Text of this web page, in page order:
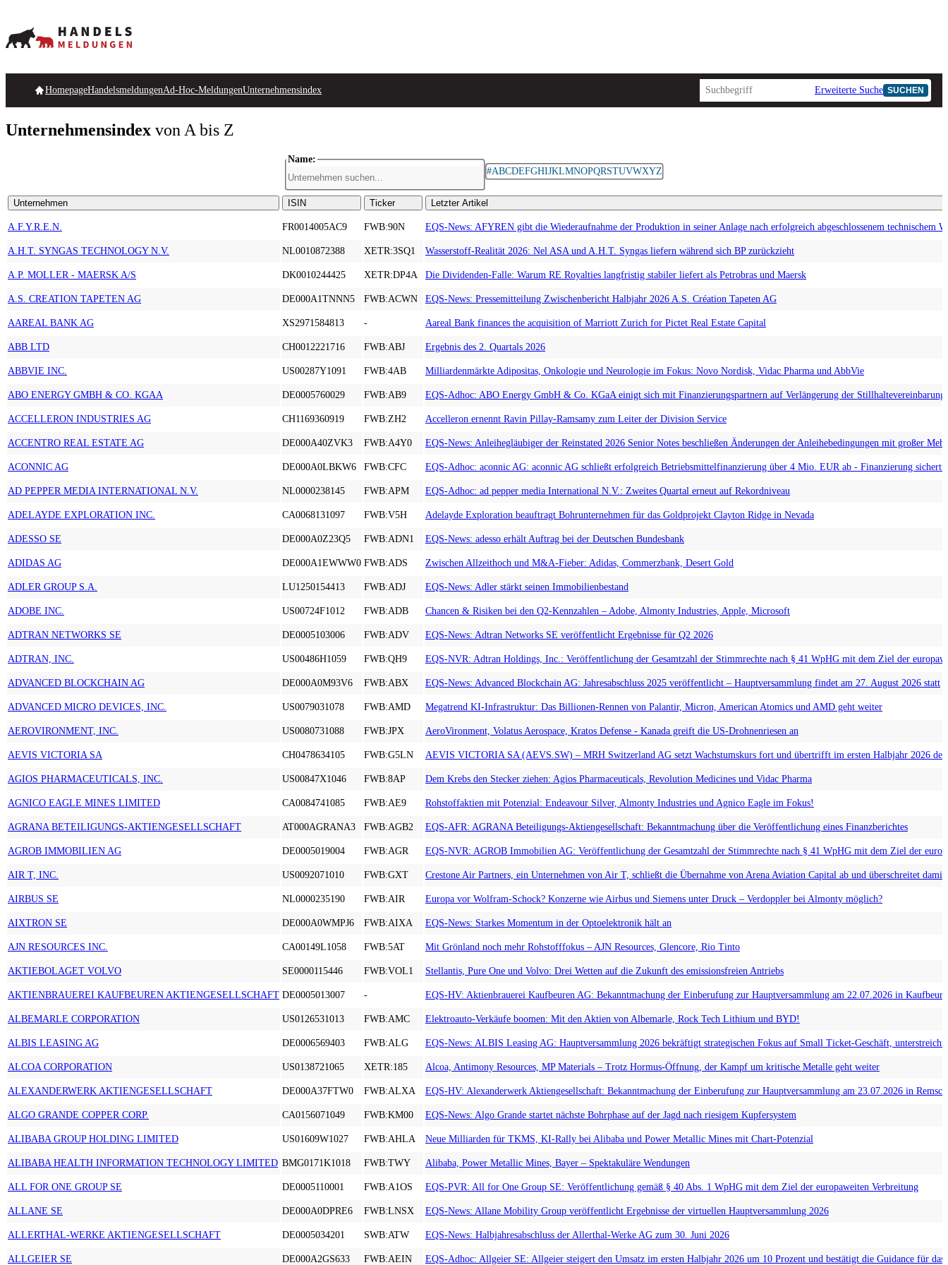
HomepageHandelsmeldungenAd-Hoc-MeldungenUnternehmensindex Erweiterte Suche SUCHEN
Unternehmensindex von A bis Z
Name:
#ABCDEFGHIJKLMNOPQRSTUVWXYZ
Unternehmen ISIN Ticker Letzter Artikel
A.F.Y.R.E.N. FR0014005AC9 FWB:90N EQS-News: AFYREN gibt die Wiederaufnahme der Produktion in seiner Anlage nach erfolgreich abgeschlossenem technischem
A.H.T. SYNGAS TECHNOLOGY N.V. NL0010872388 XETR:3SQ1 Wasserstoff-Realität 2026: Nel ASA und A.H.T. Syngas liefern während sich BP zurückzieht
A.P. MOLLER - MAERSK A/S DK0010244425 XETR:DP4A Die Dividenden-Falle: Warum RE Royalties langfristig stabiler liefert als Petrobras und Maersk
A.S. CREATION TAPETEN AG DE000A1TNNN5 FWB:ACWN EQS-News: Pressemitteilung Zwischenbericht Halbjahr 2026 A.S. Création Tapeten AG
AAREAL BANK AG XS2971584813 - Aareal Bank finances the acquisition of Marriott Zurich for Pictet Real Estate Capital
ABB LTD CH0012221716 FWB:ABJ Ergebnis des 2. Quartals 2026
ABBVIE INC. US00287Y1091 FWB:4AB Milliardenmärkte Adipositas, Onkologie und Neurologie im Fokus: Novo Nordisk, Vidac Pharma und AbbVie
ABO ENERGY GMBH & CO. KGAA DE0005760029 FWB:AB9 EQS-Adhoc: ABO Energy GmbH & Co. KGaA einigt sich mit Finanzierungspartnern auf Verlängerung der Stillhaltevereinbarung
ACCELLERON INDUSTRIES AG CH1169360919 FWB:ZH2 Accelleron ernennt Ravin Pillay-Ramsamy zum Leiter der Division Service
ACCENTRO REAL ESTATE AG DE000A40ZVK3 FWB:A4Y0 EQS-News: Anleihegläubiger der Reinstated 2026 Senior Notes beschließen Änderungen der Anleihebedingungen mit großer
ACONNIC AG DE000A0LBKW6 FWB:CFC EQS-Adhoc: aconnic AG: aconnic AG schließt erfolgreich Betriebsmittelfinanzierung über 4 Mio. EUR ab - Finanzierung sichert
AD PEPPER MEDIA INTERNATIONAL N.V. NL0000238145 FWB:APM EQS-Adhoc: ad pepper media International N.V.: Zweites Quartal erneut auf Rekordniveau
ADELAYDE EXPLORATION INC. CA0068131097 FWB:V5H Adelayde Exploration beauftragt Bohrunternehmen für das Goldprojekt Clayton Ridge in Nevada
ADESSO SE DE000A0Z23Q5 FWB:ADN1 EQS-News: adesso erhält Auftrag bei der Deutschen Bundesbank
ADIDAS AG DE000A1EWWW0 FWB:ADS Zwischen Allzeithoch und M&A-Fieber: Adidas, Commerzbank, Desert Gold
ADLER GROUP S.A. LU1250154413 FWB:ADJ EQS-News: Adler stärkt seinen Immobilienbestand
ADOBE INC. US00724F1012 FWB:ADB Chancen & Risiken bei den Q2-Kennzahlen – Adobe, Almonty Industries, Apple, Microsoft
ADTRAN NETWORKS SE DE0005103006 FWB:ADV EQS-News: Adtran Networks SE veröffentlicht Ergebnisse für Q2 2026
ADTRAN, INC. US00486H1059 FWB:QH9 EQS-NVR: Adtran Holdings, Inc.: Veröffentlichung der Gesamtzahl der Stimmrechte nach § 41 WpHG mit dem Ziel der
ADVANCED BLOCKCHAIN AG DE000A0M93V6 FWB:ABX EQS-News: Advanced Blockchain AG: Jahresabschluss 2025 veröffentlicht – Hauptversammlung findet am 27. August 2026 statt
ADVANCED MICRO DEVICES, INC. US0079031078 FWB:AMD Megatrend KI-Infrastruktur: Das Billionen-Rennen von Palantir, Micron, American Atomics und AMD geht weiter
AEROVIRONMENT, INC. US0080731088 FWB:JPX AeroVironment, Volatus Aerospace, Kratos Defense - Kanada greift die US-Drohnenriesen an
AEVIS VICTORIA SA CH0478634105 FWB:G5LN AEVIS VICTORIA SA (AEVS.SW) – MRH Switzerland AG setzt Wachstumskurs fort und übertrifft im ersten Halbjahr 2026
AGIOS PHARMACEUTICALS, INC. US00847X1046 FWB:8AP Dem Krebs den Stecker ziehen: Agios Pharmaceuticals, Revolution Medicines und Vidac Pharma
AGNICO EAGLE MINES LIMITED CA0084741085 FWB:AE9 Rohstoffaktien mit Potenzial: Endeavour Silver, Almonty Industries und Agnico Eagle im Fokus!
AGRANA BETEILIGUNGS-AKTIENGESELLSCHAFT AT000AGRANA3 FWB:AGB2 EQS-AFR: AGRANA Beteiligungs-Aktiengesellschaft: Bekanntmachung über die Veröffentlichung eines Finanzberichtes
AGROB IMMOBILIEN AG DE0005019004 FWB:AGR EQS-NVR: AGROB Immobilien AG: Veröffentlichung der Gesamtzahl der Stimmrechte nach § 41 WpHG mit dem Ziel der
AIR T, INC. US0092071010 FWB:GXT Crestone Air Partners, ein Unternehmen von Air T, schließt die Übernahme von Arena Aviation Capital ab und überschreitet
AIRBUS SE NL0000235190 FWB:AIR Europa vor Wolfram-Schock? Konzerne wie Airbus und Siemens unter Druck – Verdoppler bei Almonty möglich?
AIXTRON SE DE000A0WMPJ6 FWB:AIXA EQS-News: Starkes Momentum in der Optoelektronik hält an
AJN RESOURCES INC. CA00149L1058 FWB:5AT Mit Grönland noch mehr Rohstofffokus – AJN Resources, Glencore, Rio Tinto
AKTIEBOLAGET VOLVO SE0000115446 FWB:VOL1 Stellantis, Pure One und Volvo: Drei Wetten auf die Zukunft des emissionsfreien Antriebs
AKTIENBRAUEREI KAUFBEUREN AKTIENGESELLSCHAFT DE0005013007 - EQS-HV: Aktienbrauerei Kaufbeuren AG: Bekanntmachung der Einberufung zur Hauptversammlung am 22.07.2026 in
ALBEMARLE CORPORATION US0126531013 FWB:AMC Elektroauto-Verkäufe boomen: Mit den Aktien von Albemarle, Rock Tech Lithium und BYD!
ALBIS LEASING AG DE0006569403 FWB:ALG EQS-News: ALBIS Leasing AG: Hauptversammlung 2026 bekräftigt strategischen Fokus auf Small Ticket-Geschäft,
ALCOA CORPORATION US0138721065 XETR:185 Alcoa, Antimony Resources, MP Materials – Trotz Hormus-Öffnung, der Kampf um kritische Metalle geht weiter
ALEXANDERWERK AKTIENGESELLSCHAFT DE000A37FTW0 FWB:ALXA EQS-HV: Alexanderwerk Aktiengesellschaft: Bekanntmachung der Einberufung zur Hauptversammlung am 23.07.2026 in
ALGO GRANDE COPPER CORP. CA0156071049 FWB:KM00 EQS-News: Algo Grande startet nächste Bohrphase auf der Jagd nach riesigem Kupfersystem
ALIBABA GROUP HOLDING LIMITED US01609W1027 FWB:AHLA Neue Milliarden für TKMS, KI-Rally bei Alibaba und Power Metallic Mines mit Chart-Potenzial
ALIBABA HEALTH INFORMATION TECHNOLOGY LIMITED BMG0171K1018 FWB:TWY Alibaba, Power Metallic Mines, Bayer – Spektakuläre Wendungen
ALL FOR ONE GROUP SE DE0005110001 FWB:A1OS EQS-PVR: All for One Group SE: Veröffentlichung gemäß § 40 Abs. 1 WpHG mit dem Ziel der europaweiten Verbreitung
ALLANE SE DE000A0DPRE6 FWB:LNSX EQS-News: Allane Mobility Group veröffentlicht Ergebnisse der virtuellen Hauptversammlung 2026
ALLERTHAL-WERKE AKTIENGESELLSCHAFT DE0005034201 SWB:ATW EQS-News: Halbjahresabschluss der Allerthal-Werke AG zum 30. Juni 2026
ALLGEIER SE DE000A2GS633 FWB:AEIN EQS-Adhoc: Allgeier SE: Allgeier steigert den Umsatz im ersten Halbjahr 2026 um 10 Prozent und bestätigt die Guidance für das